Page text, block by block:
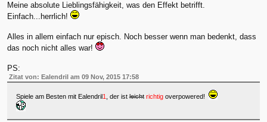
Meine absolute Lieblingsfähigkeit, was den Effekt betrifft.
Einfach...herrlich!
Alles in allem einfach nur episch. Noch besser wenn man bedenkt, dass
das noch nicht alles war!
PS:
Zitat von: Ealendril am 09 Nov, 2015 17:58
Spiele am Besten mit Ealendril1 , der istleicht richtigoverpowered!